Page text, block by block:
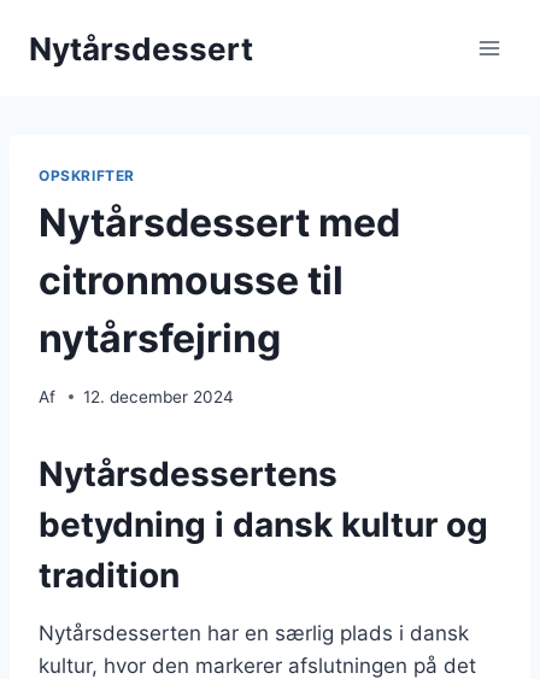
Nytårsdessert
OPSKRIFTER
Nytårsdessert med
citronmousse til
nytårsfejring
Af 12. december 2024
Nytårsdessertens
betydning i dansk kultur og
tradition
Nytårsdesserten har en særlig plads i dansk
kultur, hvor den markerer afslutningen på det